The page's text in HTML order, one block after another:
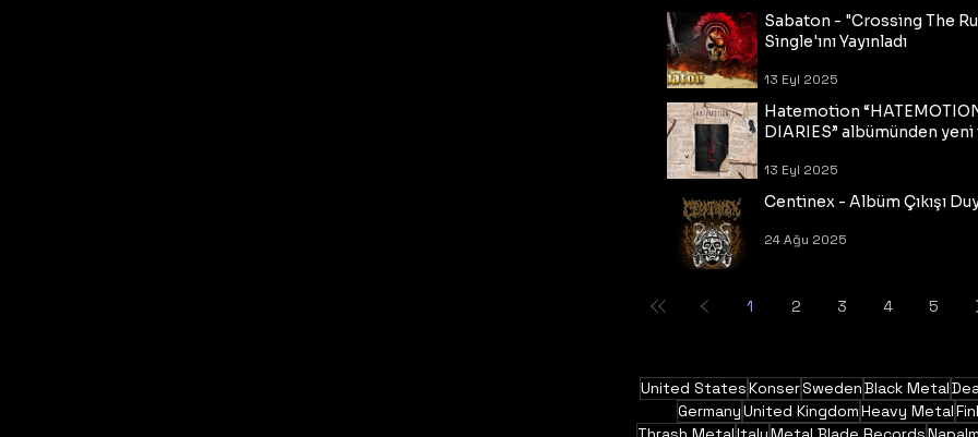
Sabaton - "Crossing The
Single'ını Yayınladı
13 Eyl 2025
Hatemotion
DIARIES” albümünden
13 Eyl 2025
Centinex - Albüm Çıkışı
24 Ağu 2025
1 2 3 4 5
United StatesKonserSwedenBlack Metal
GermanyUnited KingdomHeavy Metal